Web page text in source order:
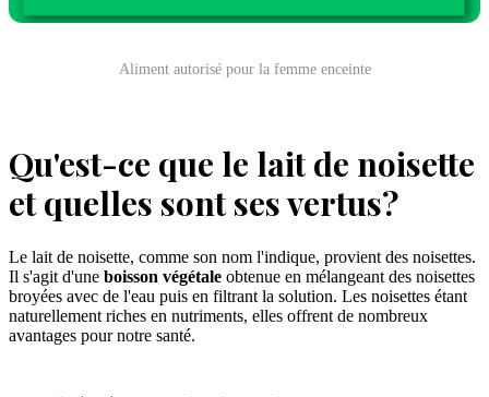
Aliment autorisé pour la femme enceinte
Qu'est-ce que le lait de noisette
et quelles sont ses vertus?
Le lait de noisette, comme son nom l'indique, provient des noisettes.
Il s'agit d'une boisson végétale obtenue en mélangeant des noisettes
broyées avec de l'eau puis en filtrant la solution. Les noisettes étant
naturellement riches en nutriments, elles offrent de nombreux
avantages pour notre santé.